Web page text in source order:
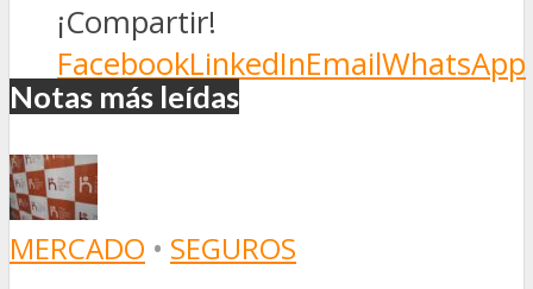
¡Compartir!
FacebookLinkedInEmailWhatsApp
Notas más leídas
MERCADO • SEGUROS